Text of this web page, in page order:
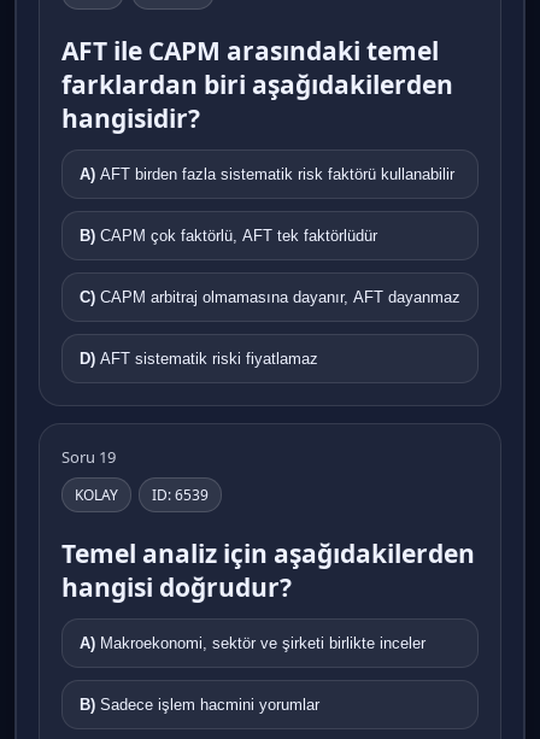
AFT ile CAPM arasındaki temel
farklardan biri aşağıdakilerden
hangisidir?
A) AFT birden fazla sistematik risk faktörü kullanabilir
B) CAPM çok faktörlü, AFT tek faktörlüdür
C) CAPM arbitraj olmamasına dayanır, AFT dayanmaz
D) AFT sistematik riski fiyatlamaz
Soru 19
KOLAY ID: 6539
Temel analiz için aşağıdakilerden
hangisi doğrudur?
A) Makroekonomi, sektör ve şirketi birlikte inceler
B) Sadece işlem hacmini yorumlar